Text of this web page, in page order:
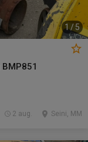
1 / 5
Seini, MM
2 aug.